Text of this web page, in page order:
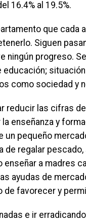
16.4% al 19.5%.
que cada
Siguen
ningún progreso.
como sociedad y
reducir las cifras
enseñanza y
un pequeño
de regalar
a madres
ayudas de
favorecer y
e ir